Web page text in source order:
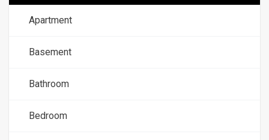
Apartment
Basement
Bathroom
Bedroom